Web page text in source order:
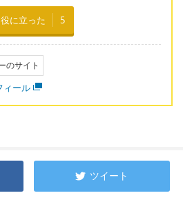
役に立った 5
のサイト
ィール
ツイート